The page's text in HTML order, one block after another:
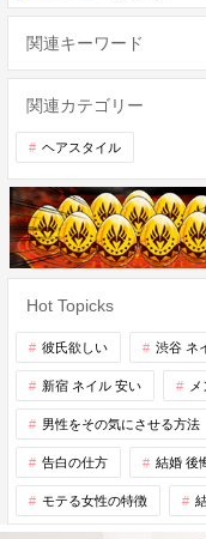
関連キーワード
関連カテゴリー
ヘアスタイル
Hot Topicks
彼氏欲しい 渋谷 ネ
新宿 ネイル 安い
男性をその気にさせる方法
告白の仕方 結婚 後
モテる女性の特徴